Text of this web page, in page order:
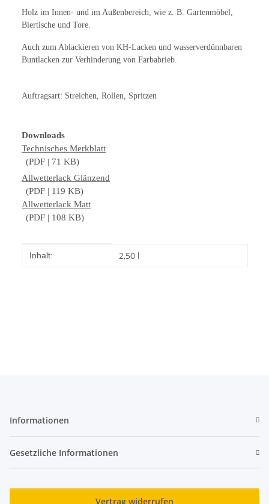
Holz im Innen- und im Außenbereich, wie z. B. Gartenmöbel,
Biertische und Tore.
Auch zum Ablackieren von KH-Lacken und wasserverdünnbaren
Buntlacken zur Verhinderung von Farbabrieb.
Auftragsart: Streichen, Rollen, Spritzen
Downloads
Technisches Merkblatt
(PDF | 71 KB)
Allwetterlack Glänzend
(PDF | 119 KB)
Allwetterlack Matt
(PDF | 108 KB)
Produkteigenschaft
Wert
Inhalt: 2,50 l
Informationen
Gesetzliche Informationen
Vertrag widerrufen